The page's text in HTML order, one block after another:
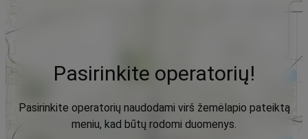
Pasirinkite operatorių!
Pasirinkite operatorių naudodami virš žemėlapio pateiktą
meniu, kad būtų rodomi duomenys.